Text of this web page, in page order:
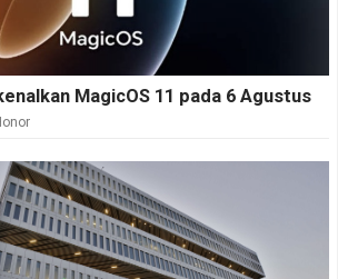
MagicOS 11 pada 6 Agustus